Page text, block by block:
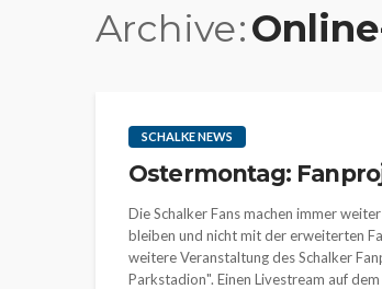
Archive
SCHALKE NEWS
Ostermontag:
Die Schalker Fans machen immer
bleiben und nicht mit der erweiterten
weitere Veranstaltung des Schalker
Parkstadion". Einen Livestream auf